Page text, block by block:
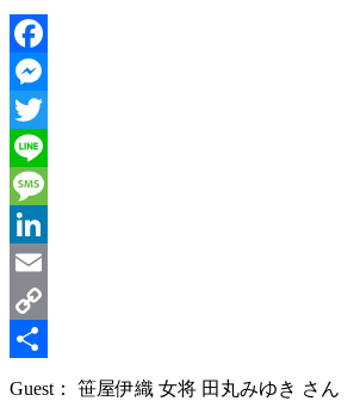
Facebook
Messenger
Twitter
Line
Message
LinkedIn
Email
Copy
Link
共
Guest： 笹屋伊織 女将 田丸みゆき さん